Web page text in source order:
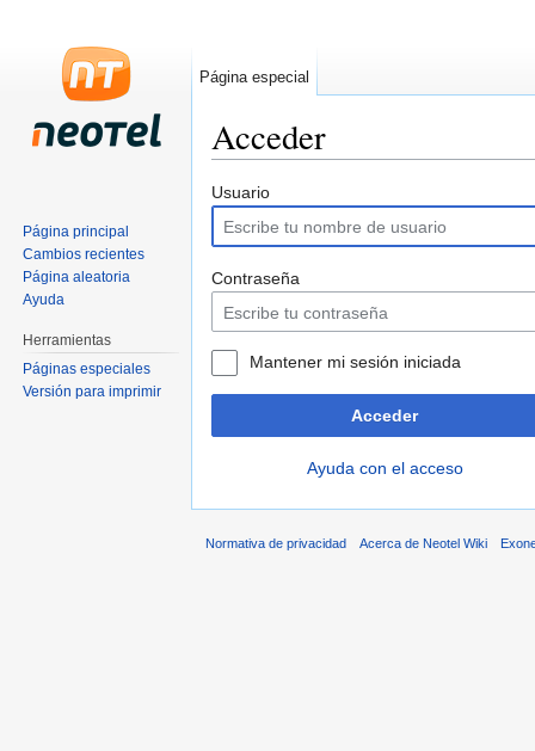
Acceder
Usuario
Contraseña
Mantener mi sesión iniciada
Acceder
Ayuda con el acceso
Página especial
Página principal
Cambios recientes
Página aleatoria
Ayuda
Herramientas
Páginas especiales
Versión para imprimir
Normativa de privacidad Acerca de Neotel Wiki